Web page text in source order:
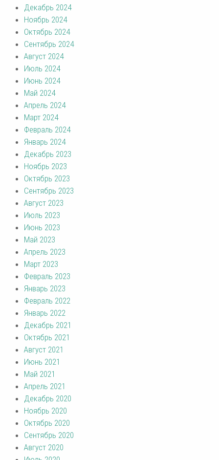
Декабрь 2024
Ноябрь 2024
Октябрь 2024
Сентябрь 2024
Август 2024
Июль 2024
Июнь 2024
Май 2024
Апрель 2024
Март 2024
Февраль 2024
Январь 2024
Декабрь 2023
Ноябрь 2023
Октябрь 2023
Сентябрь 2023
Август 2023
Июль 2023
Июнь 2023
Май 2023
Апрель 2023
Март 2023
Февраль 2023
Январь 2023
Февраль 2022
Январь 2022
Декабрь 2021
Октябрь 2021
Август 2021
Июнь 2021
Май 2021
Апрель 2021
Декабрь 2020
Ноябрь 2020
Октябрь 2020
Сентябрь 2020
Август 2020